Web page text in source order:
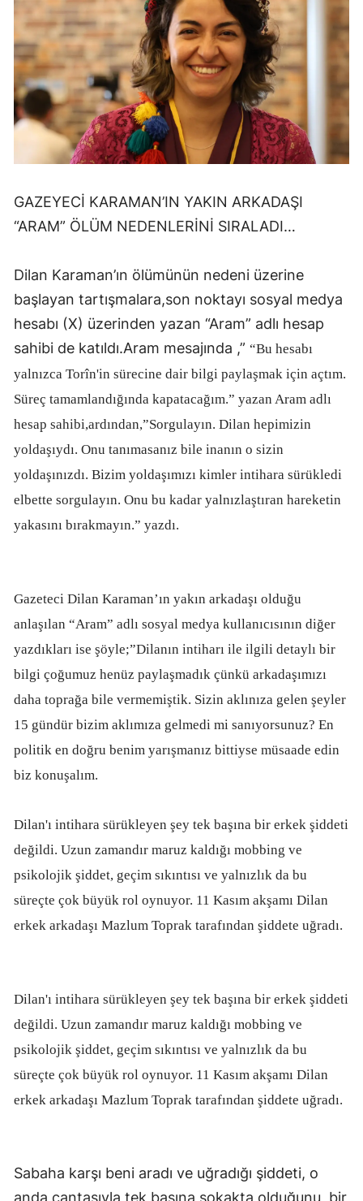
GAZEYECİ KARAMAN’IN YAKIN ARKADAŞI
“ARAM” ÖLÜM NEDENLERİNİ SIRALADI…
Dilan Karaman’ın ölümünün nedeni üzerine
başlayan tartışmalara,son noktayı sosyal medya
hesabı (X) üzerinden yazan “Aram” adlı hesap
sahibi de katıldı.Aram mesajında ,” “Bu hesabı
yalnızca Torîn'in sürecine dair bilgi paylaşmak için açtım.
Süreç tamamlandığında kapatacağım.” yazan Aram adlı
hesap sahibi,ardından,”Sorgulayın. Dilan hepimizin
yoldaşıydı. Onu tanımasanız bile inanın o sizin
yoldaşınızdı. Bizim yoldaşımızı kimler intihara sürükledi
elbette sorgulayın. Onu bu kadar yalnızlaştıran hareketin
yakasını bırakmayın.” yazdı.
Gazeteci Dilan Karaman’ın yakın arkadaşı olduğu
anlaşılan “Aram” adlı sosyal medya kullanıcısının diğer
yazdıkları ise şöyle;”Dilanın intiharı ile ilgili detaylı bir
bilgi çoğumuz henüz paylaşmadık çünkü arkadaşımızı
daha toprağa bile vermemiştik. Sizin aklınıza gelen şeyler
15 gündür bizim aklımıza gelmedi mi sanıyorsunuz? En
politik en doğru benim yarışmanız bittiyse müsaade edin
biz konuşalım.
Dilan'ı intihara sürükleyen şey tek başına bir erkek şiddeti
değildi. Uzun zamandır maruz kaldığı mobbing ve
psikolojik şiddet, geçim sıkıntısı ve yalnızlık da bu
süreçte çok büyük rol oynuyor. 11 Kasım akşamı Dilan
erkek arkadaşı Mazlum Toprak tarafından şiddete uğradı.
Dilan'ı intihara sürükleyen şey tek başına bir erkek şiddeti
değildi. Uzun zamandır maruz kaldığı mobbing ve
psikolojik şiddet, geçim sıkıntısı ve yalnızlık da bu
süreçte çok büyük rol oynuyor. 11 Kasım akşamı Dilan
erkek arkadaşı Mazlum Toprak tarafından şiddete uğradı.
Sabaha karşı beni aradı ve uğradığı şiddeti, o
anda çantasıyla tek başına sokakta olduğunu, bir